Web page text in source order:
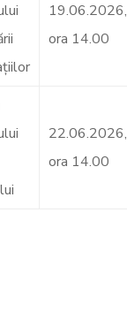
19.06.2026,
ora 14.00
22.06.2026,
ora 14.00